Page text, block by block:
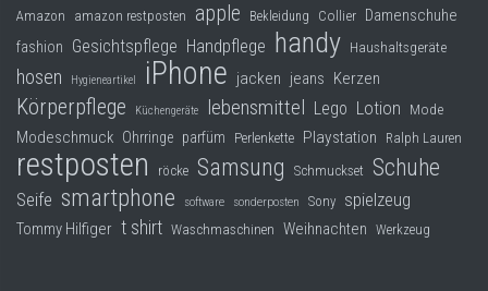
Amazon amazon restposten apple Bekleidung Collier Damenschuhe
fashion Gesichtspflege Handpflege handy Haushaltsgeräte
hosen Hygieneartikel iPhone jacken jeans Kerzen
Körperpflege Küchengeräte lebensmittel Lego Lotion Mode
Modeschmuck Ohrringe parfüm Perlenkette Playstation Ralph Lauren
restposten röcke Samsung Schmuckset Schuhe
Seife smartphone software sonderposten Sony spielzeug
Tommy Hilfiger t shirt Waschmaschinen Weihnachten Werkzeug